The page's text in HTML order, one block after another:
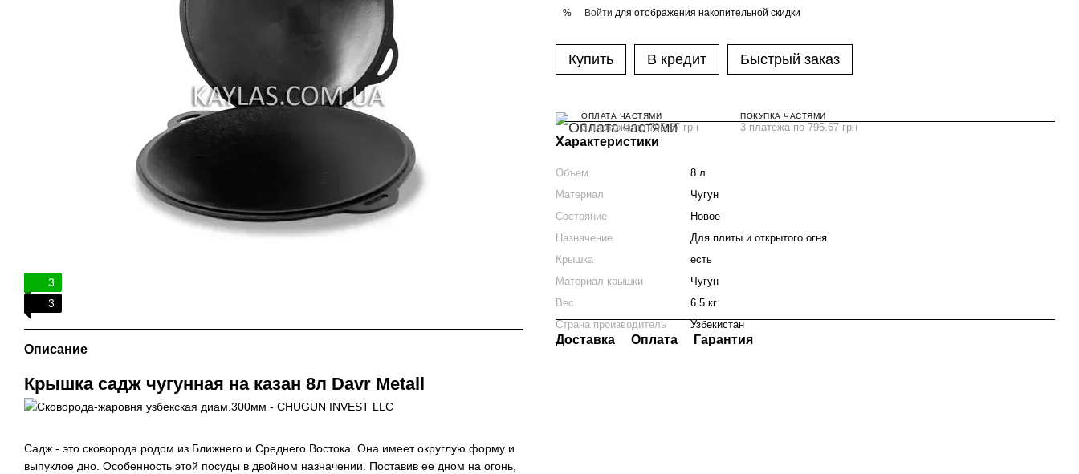
3
3
Описание
Крышка садж чугунная на казан 8л Davr Metall
Садж - это сковорода родом из Ближнего и Среднего Востока. Она имеет округлую форму и
выпуклое дно. Особенность этой посуды в двойном назначении. Поставив ее дном на огонь,
% Войти для отображения накопительной скидки
Купить В кредит Быстрый заказ
ОПЛАТА ЧАСТЯМИ
3 платежа по 795.67 грн
ПОКУПКА ЧАСТЯМИ
3 платежа по 795.67 грн
Характеристики
Объем
8 л
Материал
Чугун
Состояние
Новое
Назначение
Для плиты и открытого огня
Крышка
есть
Материал крышки
Чугун
Вес
6.5 кг
Страна производитель
Узбекистан
Доставка Оплата Гарантия